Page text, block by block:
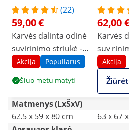
(22)
59,00 €
Karvės dalinta odinė
suvirinimo striukė - L
dydis
Akcija Populiarus
Šiuo metu matyti
62,00 €
Karvės
XL dydis
Akcija
Matmenys (LxŠxV)
62.5 x 59 x 80 cm
63 x 67